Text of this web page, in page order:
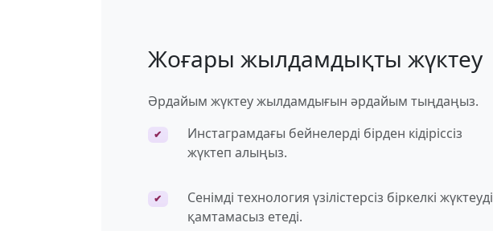
Жоғары жылдамдықты жүктеу
Әрдайым жүктеу жылдамдығын әрдайым тыңдаңыз.
✔
Инстаграмдағы бейнелерді бірден кідіріссіз
жүктеп алыңыз.
✔
Сенімді технология үзілістерсіз біркелкі жүктеуді
қамтамасыз етеді.